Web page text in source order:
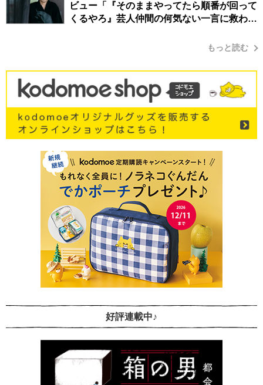
ビュー「『そのままやってたら順番が回って
くるやろ』芸人仲間の何気ない一言に救われ
もっと読む
好評連載中♪